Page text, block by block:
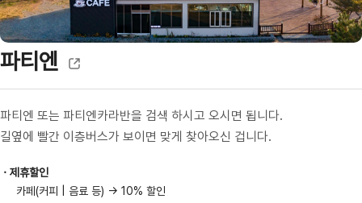
파티엔
파티엔 또는 파티엔카라반을 검색 하시고 오시면 됩니다.
길옆에 빨간 이층버스가 보이면 맞게 찾아오신 겁니다.
제휴할인
카페(커피 | 음료 등) → 10% 할인